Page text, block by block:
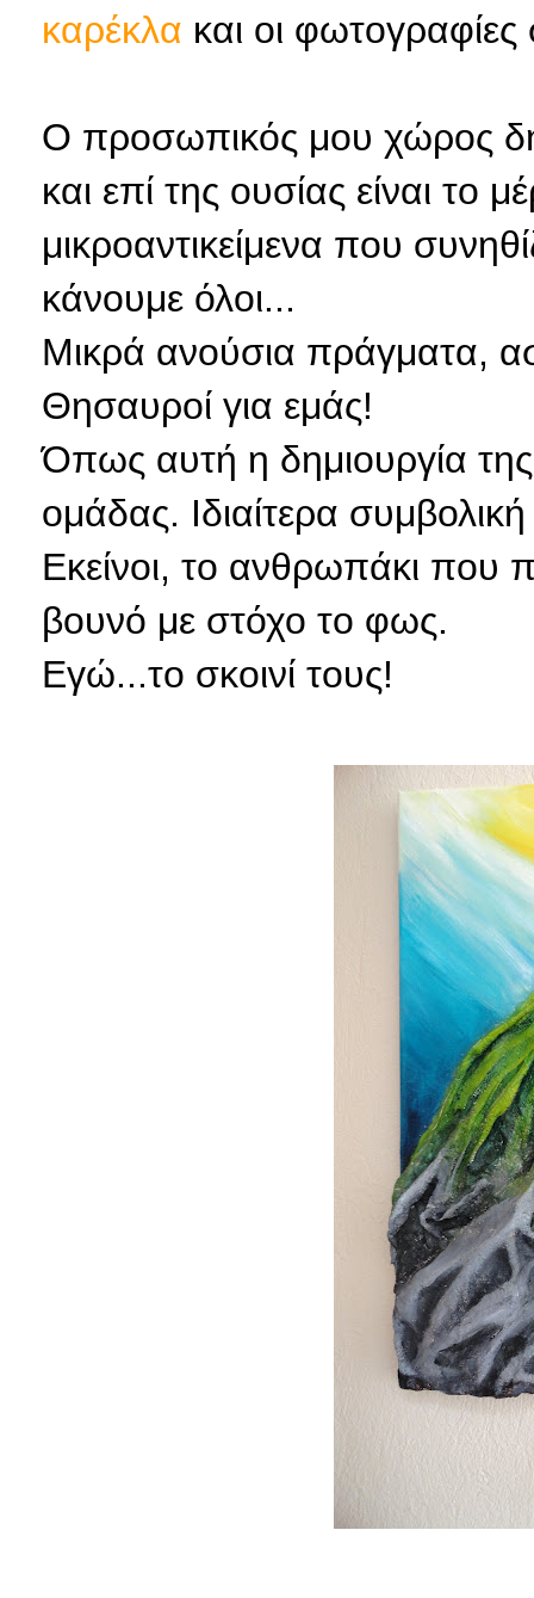
καρέκλα και οι
Ο προσωπικός μου χώρος
και επί της ουσίας είναι το
μικροαντικείμενα που
κάνουμε όλοι...
Μικρά ανούσια πράγματα,
Θησαυροί για εμάς!
Όπως αυτή η δημιουργία της
ομάδας. Ιδιαίτερα
Εκείνοι, το ανθρωπάκι που
βουνό με στόχο το φως.
Εγώ...το σκοινί τους!